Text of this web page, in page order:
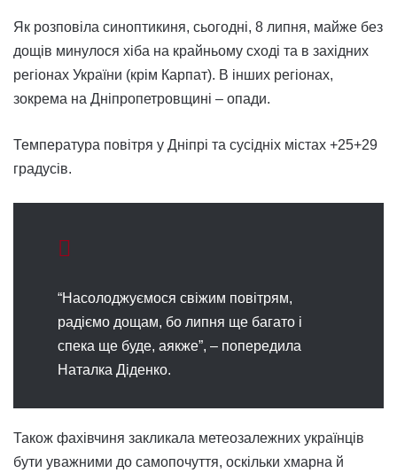
Як розповіла синоптикиня, сьогодні, 8 липня, майже без
дощів минулося хіба на крайньому сході та в західних
регіонах України (крім Карпат). В інших регіонах,
зокрема на Дніпропетровщині – опади.
Температура повітря у Дніпрі та сусідніх містах +25+29
градусів.
“Насолоджуємося свіжим повітрям,
радіємо дощам, бо липня ще багато і
спека ще буде, аякже”, – попередила
Наталка Діденко.
Також фахівчиня закликала метеозалежних українців
бути уважними до самопочуття, оскільки хмарна й